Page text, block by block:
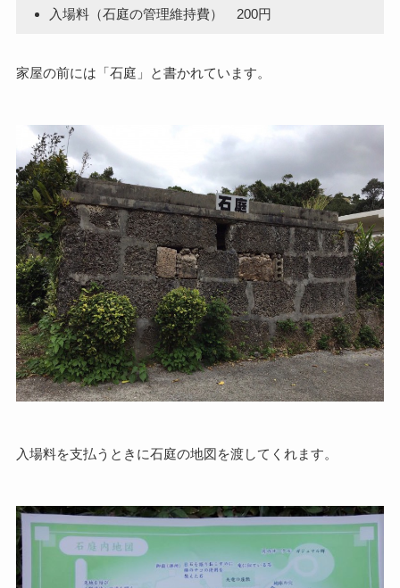
入場料（石庭の管理維持費） 200円
家屋の前には「石庭」と書かれています。
入場料を支払うときに石庭の地図を渡してくれます。